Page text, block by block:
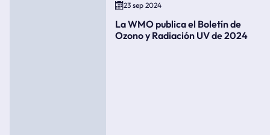
23 sep 2024
La WMO publica el Boletín de
Ozono y Radiación UV de 2024